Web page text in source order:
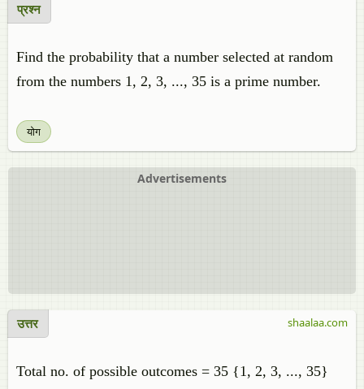
प्रश्न
Find the probability that a number selected at random
from the numbers 1, 2, 3, ..., 35 is a prime number.
योग
Advertisements
उत्तर
Total no. of possible outcomes = 35 {1, 2, 3, ..., 35}
shaalaa.com